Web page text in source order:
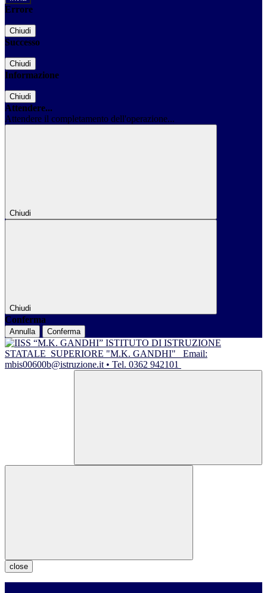
Errore
Chiudi
Successo
Chiudi
Informazione
Chiudi
Attendere...
Attendere il completamento dell'operazione...
Chiudi
Chiudi
Conferma
Annulla Conferma
ISTITUTO DI ISTRUZIONE
STATALE SUPERIORE "M.K. GANDHI"
Email:
mbis00600b@istruzione.it • Tel. 0362 942101
close